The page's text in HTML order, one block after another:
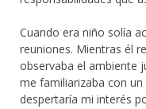
Cuando era niño solía
reuniones. Mientras él
observaba el ambiente
me familiarizaba con
despertaría mi interés